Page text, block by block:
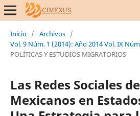
Inicio / Archivos /
Vol. 9 Núm. 1 (2014): Año 2014 Vol. IX
POLÍTICAS Y ESTUDIOS MIGRATORIOS
Las Redes Sociales
Mexicanos en